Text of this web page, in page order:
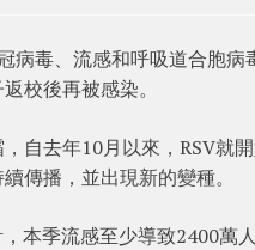
病毒、流感和呼吸道合胞
校後再被感染。
自去年10月以來，RSV就
傳播，並出現新的變種。
本季流感至少導致2400萬